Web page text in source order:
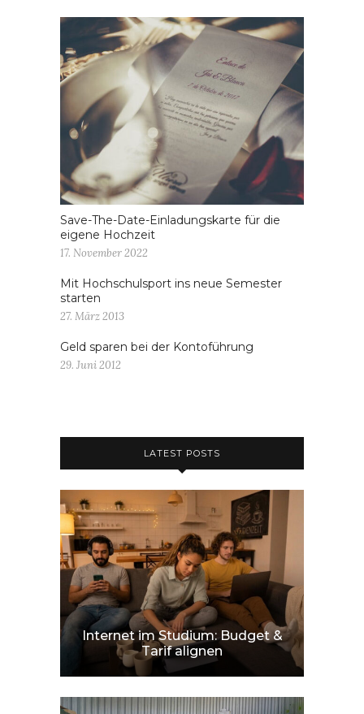
Save-The-Date-Einladungskarte für die
eigene Hochzeit
17. November 2022
Mit Hochschulsport ins neue Semester
starten
27. März 2013
Geld sparen bei der Kontoführung
29. Juni 2012
LATEST POSTS
Internet im Studium: Budget &
Tarif alignen